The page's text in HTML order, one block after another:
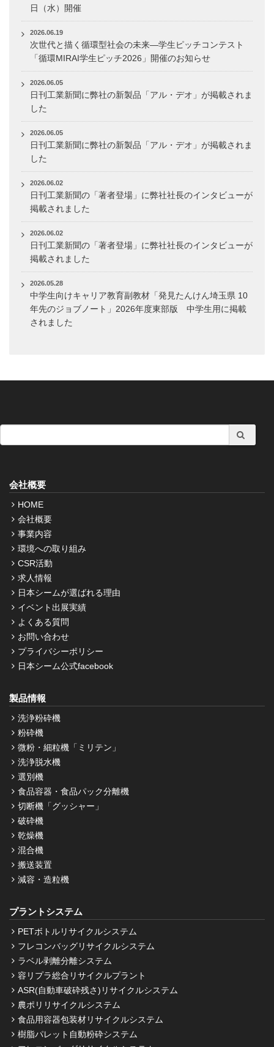
日（水）開催
2026.06.19
次世代と描く循環型社会の未来―学生ピッチコンテスト
「循環MIRAI学生ピッチ2026」開催のお知らせ
2026.06.05
日刊工業新聞に弊社の新製品「アル・デオ」が掲載されま
した
2026.06.05
日刊工業新聞に弊社の新製品「アル・デオ」が掲載されま
した
2026.06.02
日刊工業新聞の「著者登場」に弊社社長のインタビューが
掲載されました
2026.06.02
日刊工業新聞の「著者登場」に弊社社長のインタビューが
掲載されました
2026.05.28
中学生向けキャリア教育副教材「発見たんけん埼玉県 10
年先のジョブノート」2026年度東部版 中学生用に掲載
されました
会社概要
HOME
会社概要
事業内容
環境への取り組み
CSR活動
求人情報
日本シームが選ばれる理由
イベント出展実績
よくある質問
お問い合わせ
プライバシーポリシー
日本シーム公式facebook
製品情報
洗浄粉砕機
粉砕機
微粉・細粒機「ミリテン」
洗浄脱水機
選別機
食品容器・食品パック分離機
切断機「グッシャー」
破砕機
乾燥機
混合機
搬送装置
減容・造粒機
プラントシステム
PETボトルリサイクルシステム
フレコンバッグリサイクルシステム
ラベル剥離分離システム
容リプラ総合リサイクルプラント
ASR(自動車破砕残さ)リサイクルシステム
農ポリリサイクルシステム
食品用容器包装材リサイクルシステム
樹脂パレット自動粉砕システム